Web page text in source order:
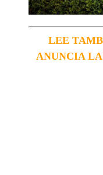
LEE
ANUNCIA